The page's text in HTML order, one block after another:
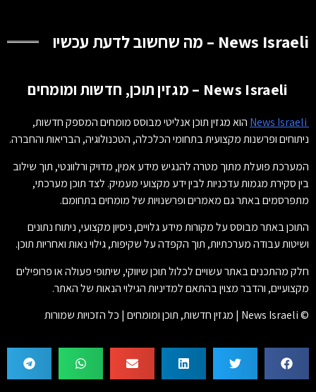
News Israeli – מה שחשוב לדעת עכשיו
News Israeli – מגזין תוכן, חדשות ומומחים
הוא מגזין תוכן אנליטי מבוסס מומחים המספק חדשות,
ניתוחים ופרשנות מקצועית בתחומי הכלכלה, הטכנולוגיה, הבריאות והחברה.
המערכת פועלת מתוך מטרה להנגיש מידע אמין, מדויק ורלוונטי, תוך שילוב
בין סקירת מגמות עדכניות לבין ידע מקצועי מעמיק. לצד תוכן מערכתי,
מתפרסמים באתר גם מאמרים ופרשנויות של מומחים בתחומם.
התוכן באתר מבוסס על מקורות מידע גלויים, ניסיון מקצועי, ניתוח נתונים
ושיטות עבודה מערכתיות, תוך הקפדה על שקיפות, גילוי נאות ואחריות תוכן.
חלק מהתכנים באתר עשויים לכלול תוכן שיווקי, שיתופי פעולה או פרופילים
מקצועיים, והדבר מצוין בהתאם למדיניות הגילוי הנאות של האתר.
© News Israeli | מגזין חדשות, תוכן ומומחים | כל הזכויות שמורות